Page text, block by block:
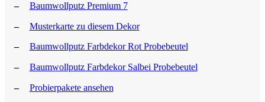
Baumwollputz Premium 7
Musterkarte zu diesem Dekor
Baumwollputz Farbdekor Rot Probebeutel
Baumwollputz Farbdekor Salbei Probebeutel
Probierpakete ansehen